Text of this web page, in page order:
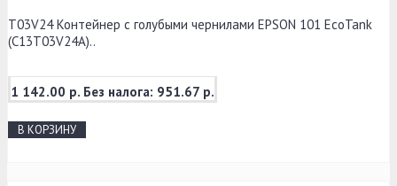
T03V24 Контейнер с голубыми чернилами EPSON 101 EcoTank
(C13T03V24A)..
1 142.00 р. Без налога: 951.67 р.
В КОРЗИНУ